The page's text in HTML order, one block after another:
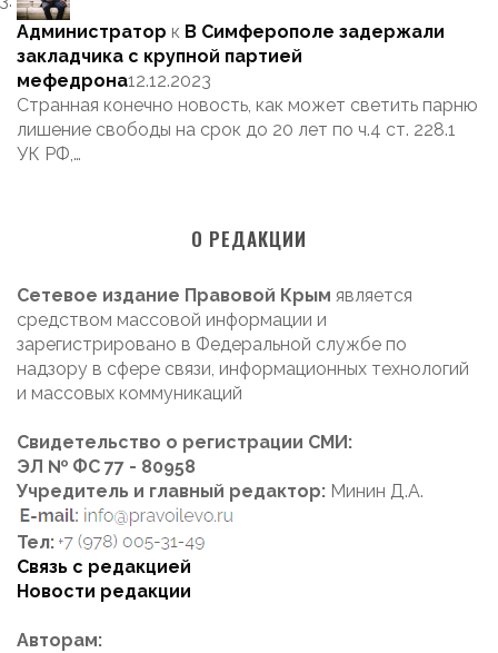
Администратор к В Симферополе задержали
закладчика с крупной партией
мефедрона12.12.2023
Странная конечно новость, как может светить парню
лишение свободы на срок до 20 лет по ч.4 ст. 228.1
УК РФ,…
О РЕДАКЦИИ
Сетевое издание Правовой Крым является
средством массовой информации и
зарегистрировано в Федеральной службе по
надзору в сфере связи, информационных технологий
и массовых коммуникаций
Свидетельство о регистрации СМИ:
ЭЛ № ФС 77 - 80958
Учредитель и главный редактор: Минин Д.А.
Тел:
Связь с редакцией
Новости редакции
Авторам: